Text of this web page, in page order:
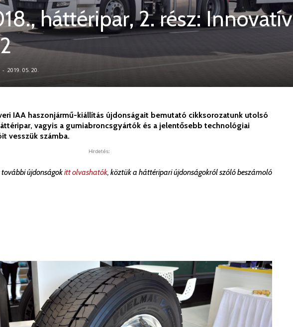
háttéripar, 2. rész: Innovatív
- 2019. 05. 20.
IAA haszonjármű-kiállítás újdonságait bemutató cikksorozatunk utolsó
vagyis a gumiabroncsgyártók és a jelentősebb technológiai
vesszük számba.
Hirdetés:
újdonságokitt olvashatók, köztük a háttéripari újdonságokról szóló beszámoló